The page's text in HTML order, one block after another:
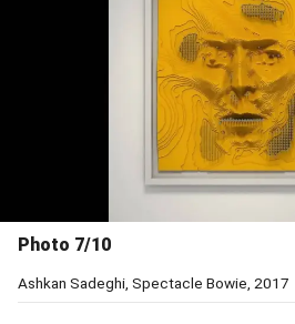
Photo 7/10
Ashkan Sadeghi, Spectacle Bowie, 2017